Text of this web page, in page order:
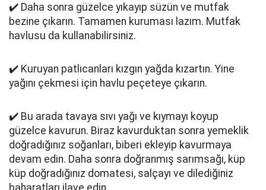
✔️ Daha sonra güzelce yıkayıp süzün ve mutfak
bezine çıkarın. Tamamen kuruması lazım. Mutfak
havlusu da kullanabilirsiniz.
✔️ Kuruyan patlıcanları kızgın yağda kızartın. Yine
yağını çekmesi için havlu peçeteye çıkarın.
✔️ Bu arada tavaya sıvı yağı ve kıymayı koyup
güzelce kavurun. Biraz kavurduktan sonra yemeklik
doğradığınız soğanları, biberi ekleyip kavurmaya
devam edin. Daha sonra doğranmış sarımsağı, küp
küp doğradığınız domatesi, salçayı ve dilediğiniz